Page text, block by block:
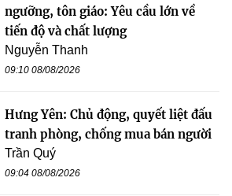
ngưỡng, tôn giáo: Yêu cầu lớn về
tiến độ và chất lượng
Nguyễn Thanh
09:10 08/08/2026
Hưng Yên: Chủ động, quyết liệt đấu
tranh phòng, chống mua bán người
Trần Quý
09:04 08/08/2026